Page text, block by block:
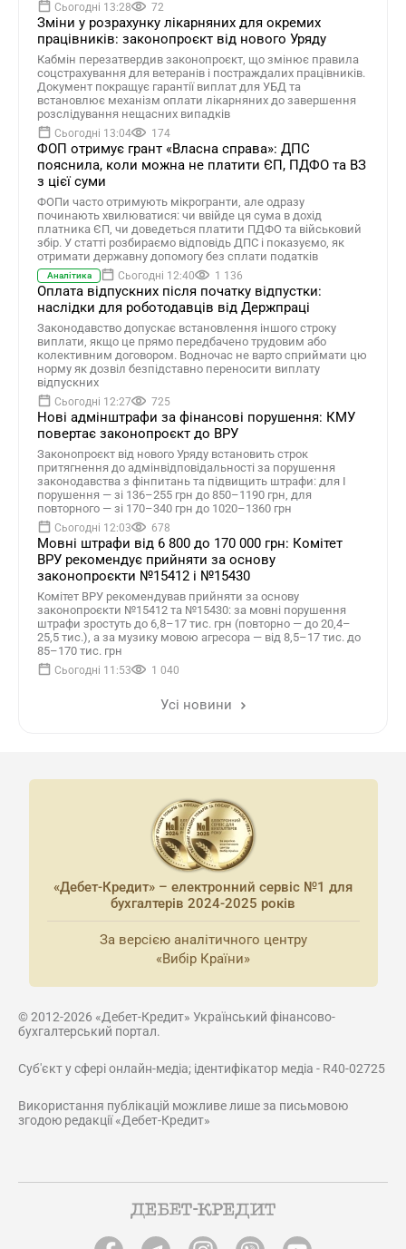
Сьогодні 13:28 72
Зміни у розрахунку лікарняних для окремих
працівників: законопроєкт від нового Уряду
Кабмін перезатвердив законопроєкт, що змінює правила
соцстрахування для ветеранів і постраждалих працівників.
Документ покращує гарантії виплат для УБД та
встановлює механізм оплати лікарняних до завершення
розслідування нещасних випадків
Сьогодні 13:04 174
ФОП отримує грант «Власна справа»: ДПС
пояснила, коли можна не платити ЄП, ПДФО та ВЗ
з цієї суми
ФОПи часто отримують мікрогранти, але одразу
починають хвилюватися: чи ввійде ця сума в дохід
платника ЄП, чи доведеться платити ПДФО та військовий
збір. У статті розбираємо відповідь ДПС і показуємо, як
отримати державну допомогу без сплати податків
Аналітика Сьогодні 12:40 1 136
Оплата відпускних після початку відпустки:
наслідки для роботодавців від Держпраці
Законодавство допускає встановлення іншого строку
виплати, якщо це прямо передбачено трудовим або
колективним договором. Водночас не варто сприймати цю
норму як дозвіл безпідставно переносити виплату
відпускних
Сьогодні 12:27 725
Нові адмінштрафи за фінансові порушення: КМУ
повертає законопроєкт до ВРУ
Законопроєкт від нового Уряду встановить строк
притягнення до адмінвідповідальності за порушення
законодавства з фінпитань та підвищить штрафи: для І
порушення — зі 136–255 грн до 850–1190 грн, для
повторного — зі 170–340 грн до 1020–1360 грн
Сьогодні 12:03 678
Мовні штрафи від 6 800 до 170 000 грн: Комітет
ВРУ рекомендує прийняти за основу
законопроєкти №15412 і №15430
Комітет ВРУ рекомендував прийняти за основу
законопроєкти №15412 та №15430: за мовні порушення
штрафи зростуть до 6,8–17 тис. грн (повторно — до 20,4–
25,5 тис.), а за музику мовою агресора — від 8,5–17 тис. до
85–170 тис. грн
Сьогодні 11:53 1 040
Усі новини
«Дебет-Кредит» – електронний сервіс №1 для
бухгалтерів 2024-2025 років
За версією аналітичного центру
«Вибір Країни»
© 2012-2026 «Дебет-Кредит» Український фінансово-
бухгалтерський портал.
Суб'єкт у сфері онлайн-медіа; ідентифікатор медіа - R40-02725
Використання публікацій можливе лише за письмовою
згодою редакції «Дебет-Кредит»